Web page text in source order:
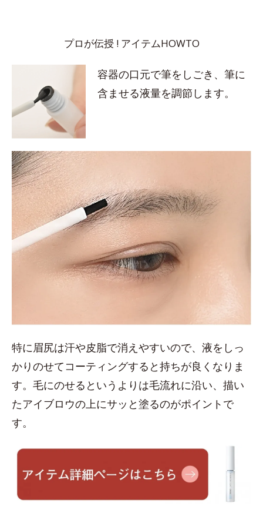
プロが伝授 ! アイテムHOWTO
容器の口元で筆をしごき、筆に
含ませる液量を調節します。
特に眉尻は汗や皮脂で消えやすいので、液をしっ
かりのせてコーティングすると持ちが良くなりま
す。毛にのせるというよりは毛流れに沿い、描い
たアイブロウの上にサッと塗るのがポイントで
す。